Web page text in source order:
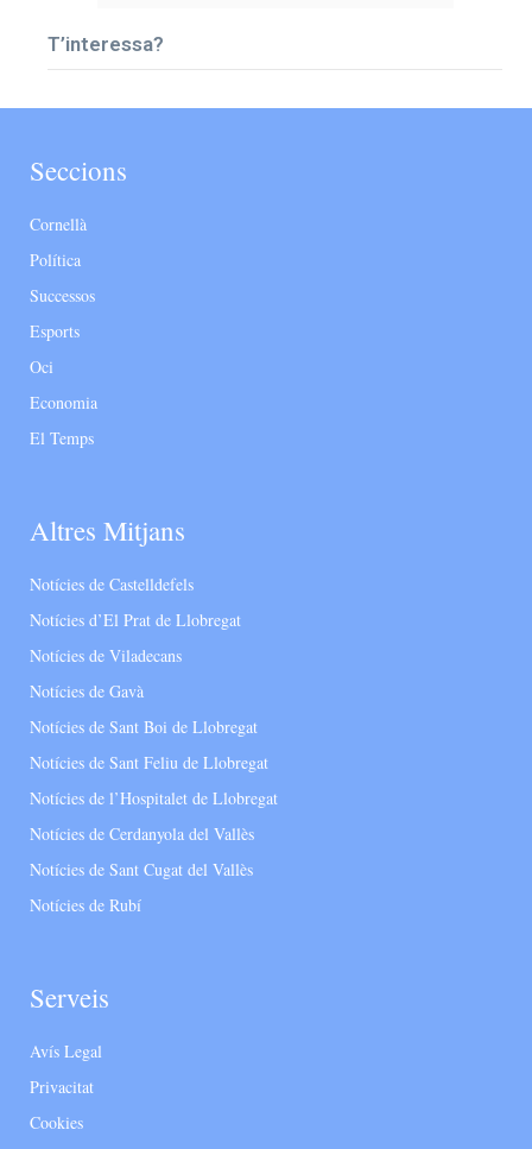
T’interessa?
Seccions
Cornellà
Política
Successos
Esports
Oci
Economia
El Temps
Altres Mitjans
Notícies de Castelldefels
Notícies d’El Prat de Llobregat
Notícies de Viladecans
Notícies de Gavà
Notícies de Sant Boi de Llobregat
Notícies de Sant Feliu de Llobregat
Notícies de l’Hospitalet de Llobregat
Notícies de Cerdanyola del Vallès
Notícies de Sant Cugat del Vallès
Notícies de Rubí
Serveis
Avís Legal
Privacitat
Cookies